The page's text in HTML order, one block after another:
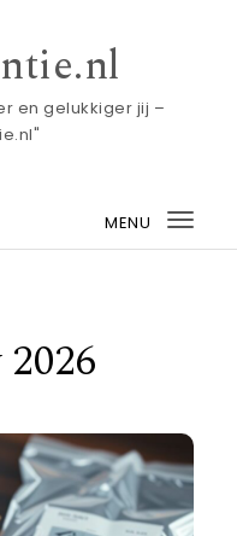
en gelukkiger jij –
MENU